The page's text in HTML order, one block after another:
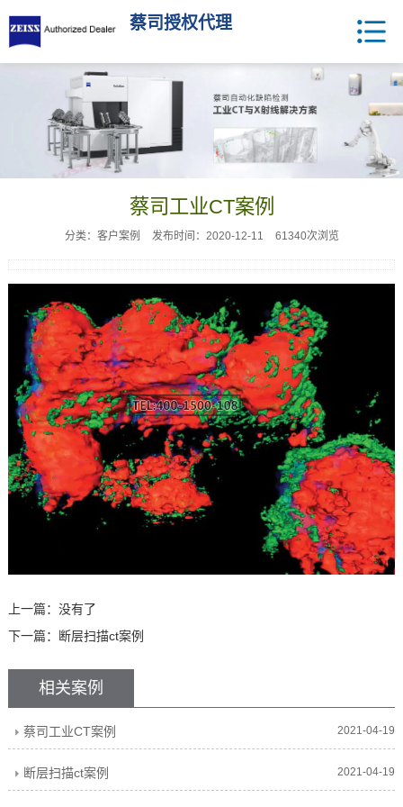
蔡司授权代理
蔡司工业CT案例
分类：客户案例 发布时间：2020-12-11 61340次浏览
上一篇：没有了
下一篇：
断层扫描ct案例
相关案例
蔡司工业CT案例 2021-04-19
断层扫描ct案例 2021-04-19